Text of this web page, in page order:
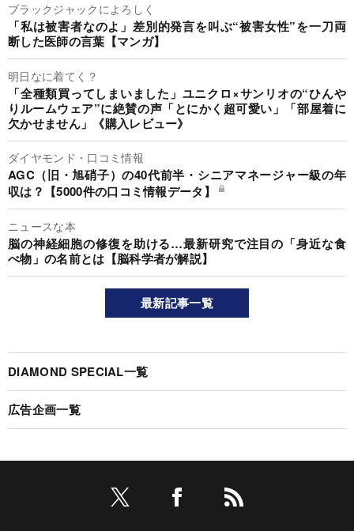
ブラックジャックによろしく
「私は被害者なのよ」差別的発言を叫ぶ“被害女性”を一刀両
断した医師の言葉【マンガ】
明日なに着てく？
「全種類買ってしまいました」ユニクロ×サンリオの“ひんや
りルームウェア”に絶賛の声「とにかく超可愛い」「部屋着に
欠かせません」《購入レビュー》
ダイヤモンド・口コミ情報
AGC（旧・旭硝子）の40代前半・シニアマネージャー級の年
収は？【5000件の口コミ情報データ】
ニュースな本
脳の神経細胞の修復を助ける…最新研究で注目の「身近な食
べ物」の名前とは【脳科学者が解説】
最新記事一覧
DIAMOND SPECIAL一覧
広告企画一覧